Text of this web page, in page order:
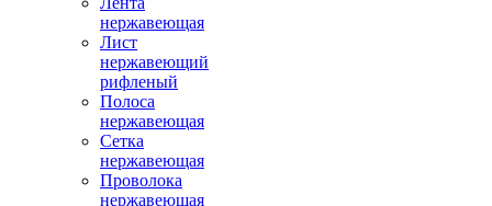
нержавеющая
Лист
нержавеющий
рифленый
Полоса
нержавеющая
Сетка
нержавеющая
Проволока
нержавеющая